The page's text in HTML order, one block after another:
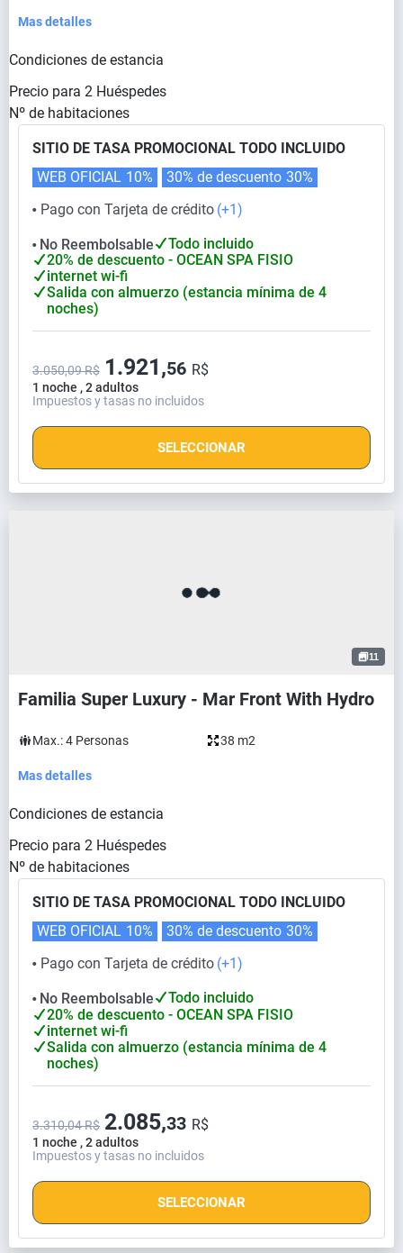
Mas detalles
Condiciones de estancia
Precio para 2 Huéspedes
Nº de habitaciones
SITIO DE TASA PROMOCIONAL TODO INCLUIDO
⬤ Pago con Tarjeta de crédito (+1)
WEB OFICIAL 10% 30% de descuento 30%
⬤ No Reembolsable
Todo incluido
20% de descuento - OCEAN SPA FISIO
internet wi-fi
Salida con almuerzo (estancia mínima de 4
noches)
1 noche , 2 adultos
3.050,09 R$ 1.921,56 R$
Impuestos y tasas no incluidos
SELECCIONAR
11
Familia Super Luxury - Mar Front With Hydro
Max.:4 Personas 38 m2
Mas detalles
Condiciones de estancia
Precio para 2 Huéspedes
Nº de habitaciones
SITIO DE TASA PROMOCIONAL TODO INCLUIDO
⬤ Pago con Tarjeta de crédito (+1)
WEB OFICIAL 10% 30% de descuento 30%
⬤ No Reembolsable
Todo incluido
20% de descuento - OCEAN SPA FISIO
internet wi-fi
Salida con almuerzo (estancia mínima de 4
noches)
1 noche , 2 adultos
3.310,04 R$ 2.085,33 R$
Impuestos y tasas no incluidos
SELECCIONAR